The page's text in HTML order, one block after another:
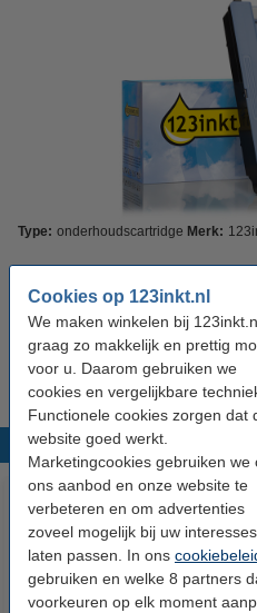
Cookies op 123inkt.nl
We maken winkelen bij
graag zo makkelijk en prettig
voor u. Daarom gebruiken we
cookies en vergelijkbare
Functionele cookies zorgen dat
website goed werkt.
Marketingcookies gebruiken we
ons aanbod en onze website te
verbeteren en om advertenties
zoveel mogelijk bij uw
laten passen. In ons
gebruiken en welke 8 partners
voorkeuren op elk moment
Type: onderhoudscartridge Merk:
Direct leverbaar
Morgen in huis
€ 34,50